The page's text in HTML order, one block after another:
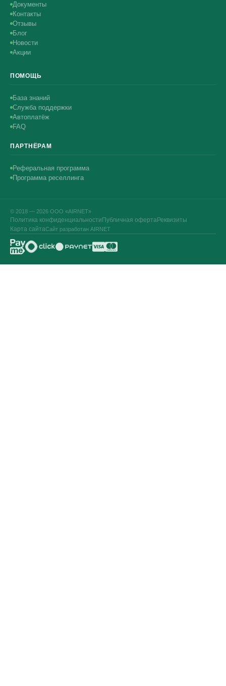
Документы
Контакты
Отзывы
Блог
Новости
Акции
ПОМОЩЬ
База знаний
Служба поддержки
Автоплатёж
FAQ
ПАРТНЁРАМ
Реферальная программа
Программа реселлинга
© 2018 — 2026 ООО «AIRNET»
Политика конфиденциальности Публичная офертаРеквизиты
Карта сайтаСайт разработан AIRNET